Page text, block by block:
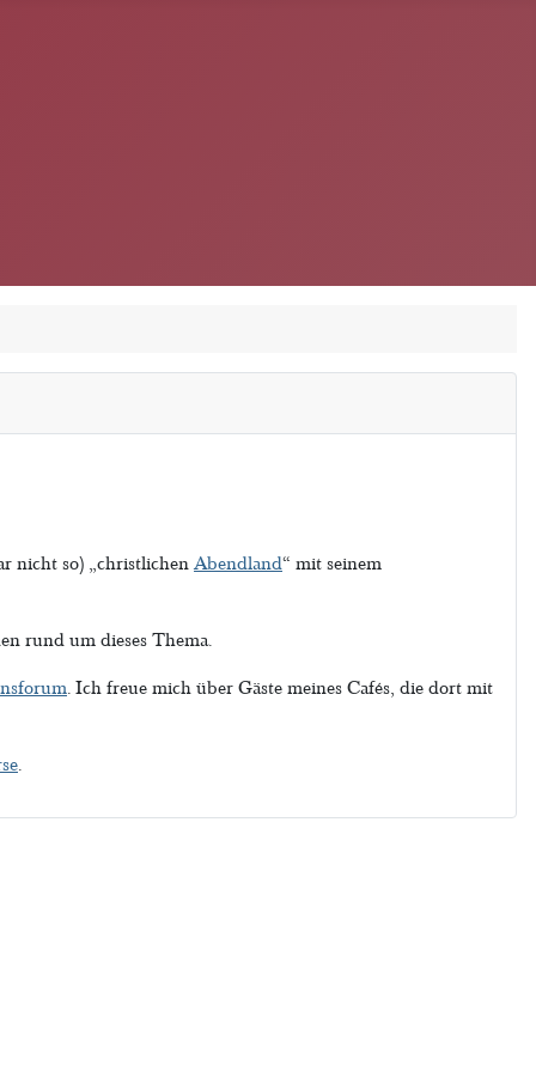
nicht so) „christlichen Abendland“ mit seinem
rund um dieses Thema.
. Ich freue mich über Gäste meines Cafés, die dort mit
.